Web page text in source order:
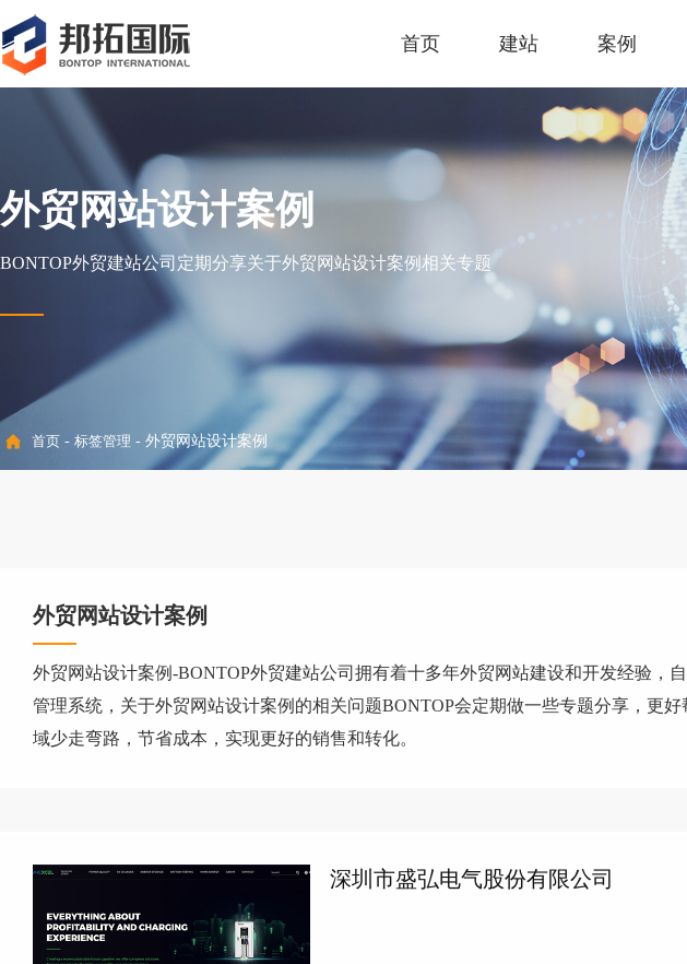
首页 建站 案例
外贸网站设计案例
BONTOP外贸建站公司定期分享关于外贸网站设计案例相关专题
首页 - 标签管理 - 外贸网站设计案例
外贸网站设计案例
外贸网站设计案例-BONTOP外贸建站公司拥有着十多年外贸网站建设和开发经验，
管理系统，关于外贸网站设计案例的相关问题BONTOP会定期做一些专题分享，更
域少走弯路，节省成本，实现更好的销售和转化。
深圳市盛弘电气股份有限公司